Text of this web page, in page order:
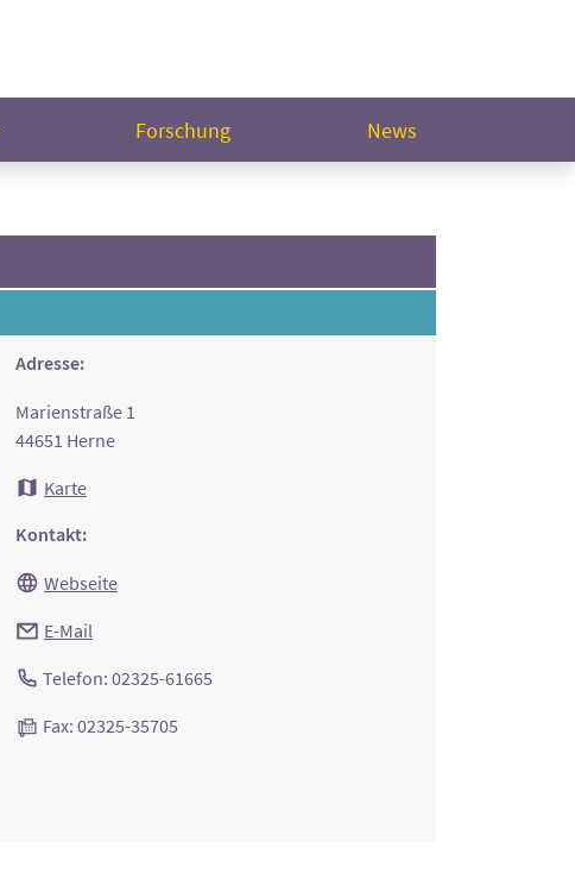
Forschung News
Adresse:
Marienstraße 1
44651 Herne
Karte
Kontakt:
Webseite
E-Mail
Telefon: 02325-61665
Fax: 02325-35705